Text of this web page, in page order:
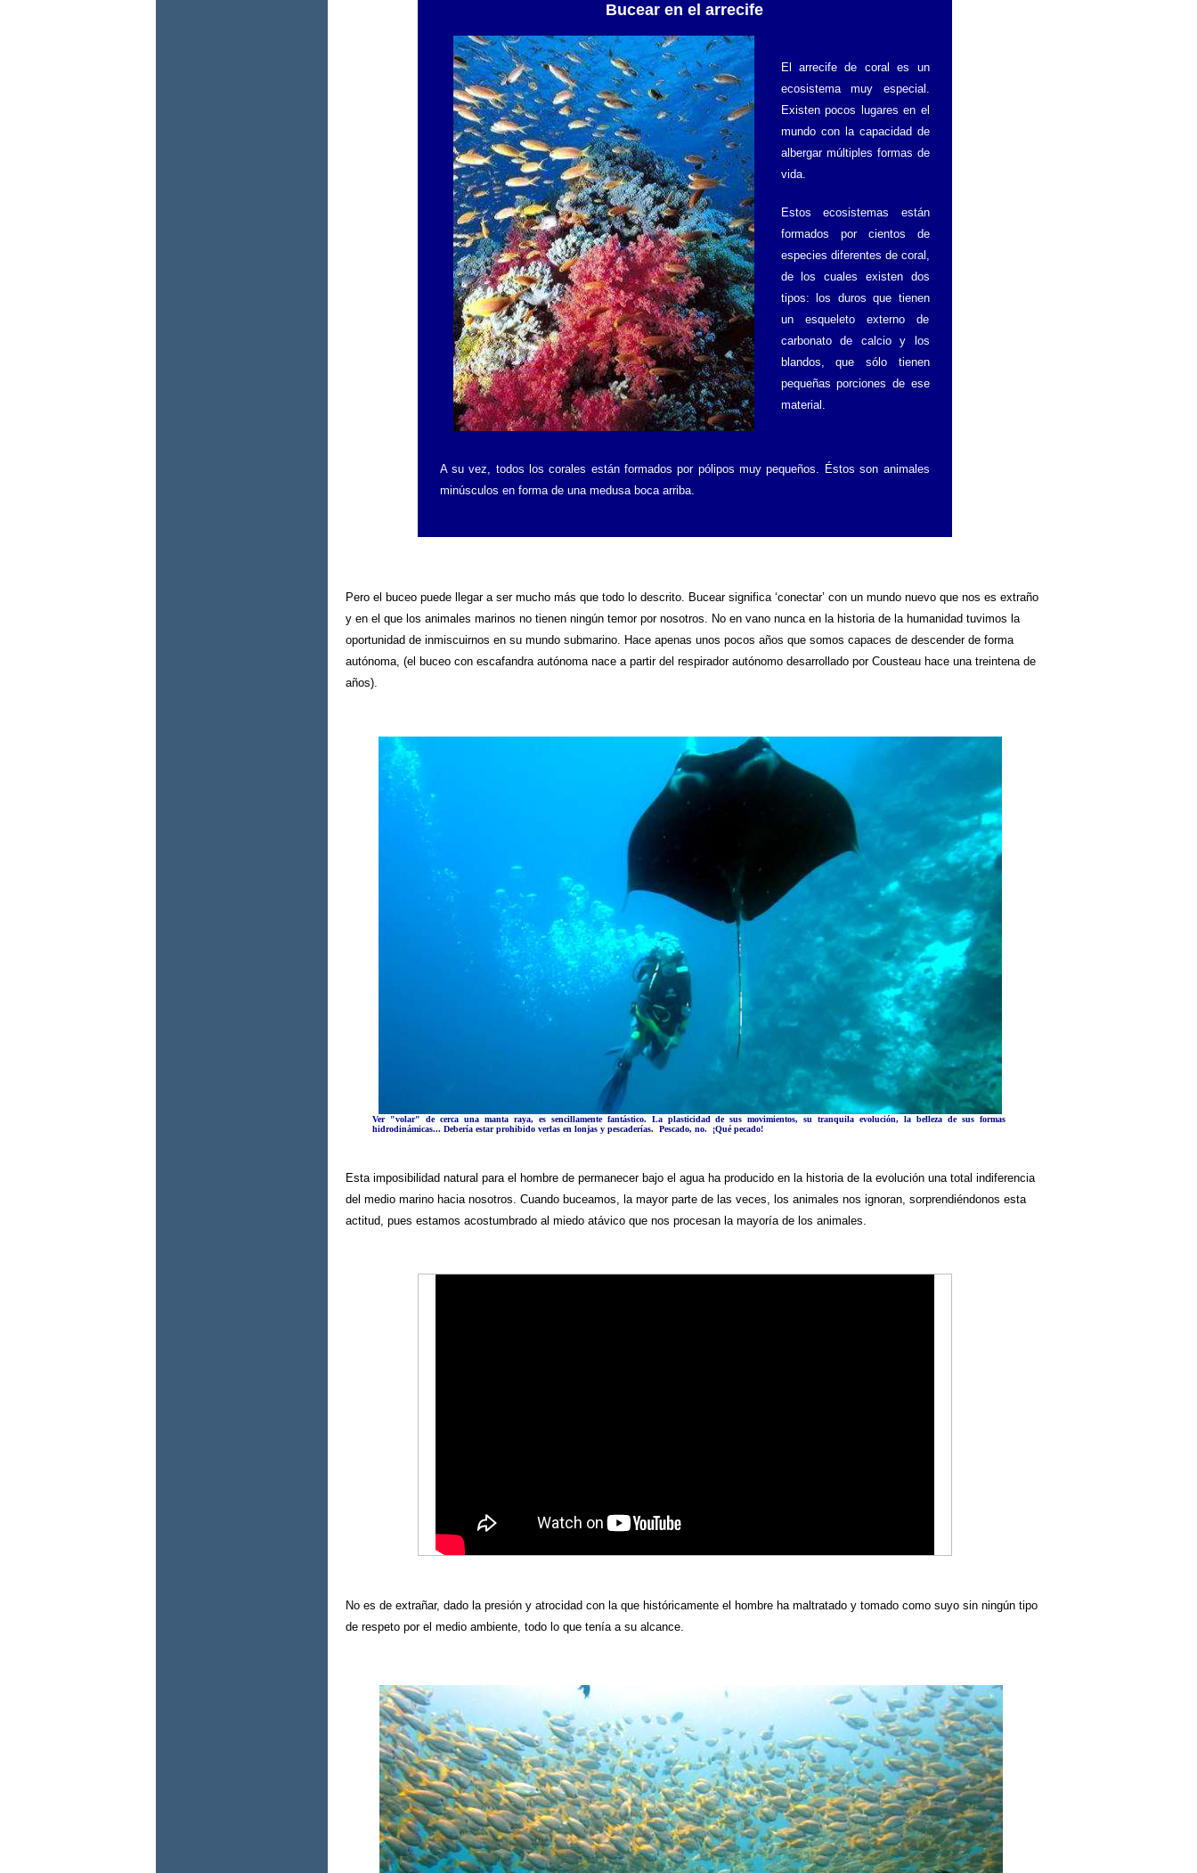
Bucear en el arrecife
El arrecife de coral es un
ecosistema muy especial.
Existen pocos lugares en el
mundo con la capacidad de
albergar múltiples formas de
vida.
Estos ecosistemas están
formados por cientos de
especies diferentes de coral,
de los cuales existen dos
tipos: los duros que tienen
un esqueleto externo de
carbonato de calcio y los
blandos, que sólo tienen
pequeñas porciones de ese
material.
A su vez, todos los corales están formados por pólipos muy pequeños. Éstos son animales
minúsculos en forma de una medusa boca arriba.
Pero el buceo puede llegar a ser mucho más que todo lo descrito. Bucear significa ‘conectar’ con un mundo nuevo que nos es extraño
y en el que los animales marinos no tienen ningún temor por nosotros. No en vano nunca en la historia de la humanidad tuvimos la
oportunidad de inmiscuirnos en su mundo submarino. Hace apenas unos pocos años que somos capaces de descender de forma
autónoma, (el buceo con escafandra autónoma nace a partir del respirador autónomo desarrollado por Cousteau hace una treintena de
años).
Ver "volar" de cerca una manta raya, es sencillamente fantástico. La plasticidad de sus movimientos, su tranquila evolución, la belleza de sus formas
hidrodinámicas... Debería estar prohibido verlas en lonjas y pescaderías. Pescado, no. ¡Qué pecado!
Esta imposibilidad natural para el hombre de permanecer bajo el agua ha producido en la historia de la evolución una total indiferencia
del medio marino hacia nosotros. Cuando buceamos, la mayor parte de las veces, los animales nos ignoran, sorprendiéndonos esta
actitud, pues estamos acostumbrado al miedo atávico que nos procesan la mayoría de los animales.
No es de extrañar, dado la presión y atrocidad con la que históricamente el hombre ha maltratado y tomado como suyo sin ningún tipo
de respeto por el medio ambiente, todo lo que tenía a su alcance.